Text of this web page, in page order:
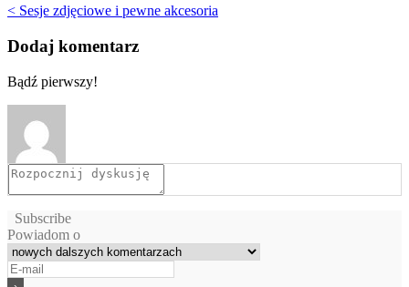
< Sesje zdjęciowe i pewne akcesoria
Dodaj komentarz
Bądź pierwszy!
Subscribe
Powiadom o